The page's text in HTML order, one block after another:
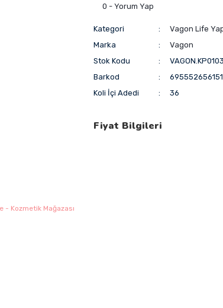
0 - Yorum Yap
Kategori
Vagon Life
Marka
Vagon
Stok Kodu
VAGON.KP0103
Barkod
Koli İçi Adedi
36
Fiyat Bilgileri